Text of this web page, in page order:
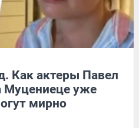
Как актеры Павел
Муцениеце уже
мирно